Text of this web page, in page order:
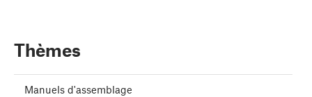
Thèmes
Manuels d'assemblage